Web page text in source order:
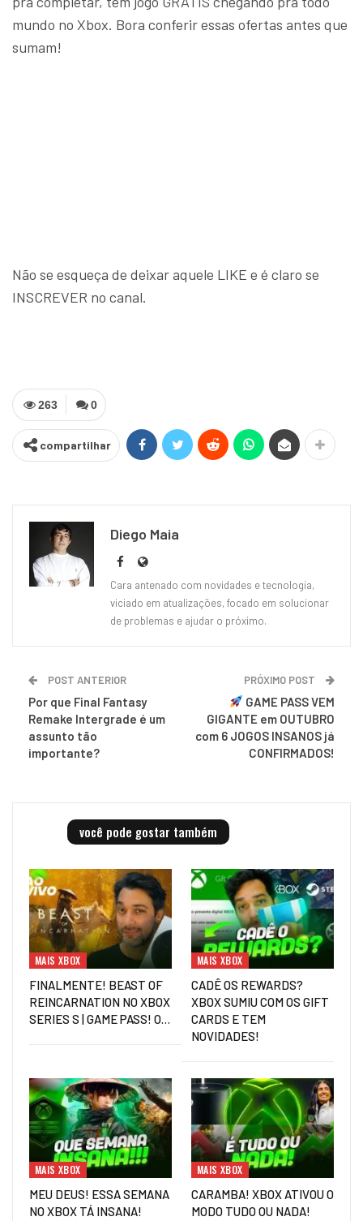
mundo no Xbox. Bora conferir essas ofertas antes que
sumam!
Não se esqueça de deixar aquele LIKE e é claro se
INSCREVER no canal.
0
263
compartilhar
Diego Maia
Cara antenado com novidades e tecnologia,
viciado em atualizações, focado em solucionar
de problemas e ajudar o próximo.
POST ANTERIOR
Por que Final Fantasy
Remake Intergrade é um
assunto tão
importante?
PRÓXIMO POST
GAME PASS VEM
GIGANTE em OUTUBRO
com 6 JOGOS INSANOS já
CONFIRMADOS!
você pode gostar também
MAIS XBOX
FINALMENTE! BEAST OF
REINCARNATION NO XBOX
SERIES S | GAME PASS! O…
MAIS XBOX
CADÊ OS REWARDS?
XBOX SUMIU COM OS GIFT
CARDS E TEM
NOVIDADES!
MAIS XBOX
MEU DEUS! ESSA SEMANA
NO XBOX TÁ INSANA!
MAIS XBOX
CARAMBA! XBOX ATIVOU O
MODO TUDO OU NADA!